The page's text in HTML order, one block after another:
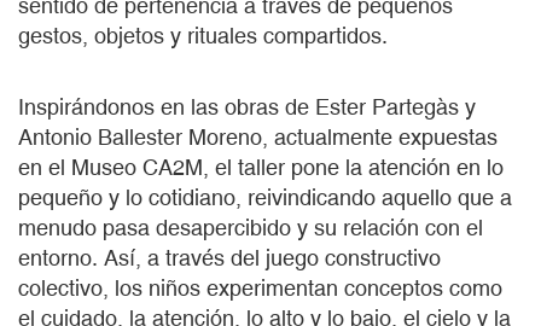
sentido de pertenencia a través de pequeños
gestos, objetos y rituales compartidos.
Inspirándonos en las obras de Ester Partegàs y
Antonio Ballester Moreno, actualmente expuestas
en el Museo CA2M, el taller pone la atención en lo
pequeño y lo cotidiano, reivindicando aquello que a
menudo pasa desapercibido y su relación con el
entorno. Así, a través del juego constructivo
colectivo, los niños experimentan conceptos como
el cuidado, la atención, lo alto y lo bajo, el cielo y la